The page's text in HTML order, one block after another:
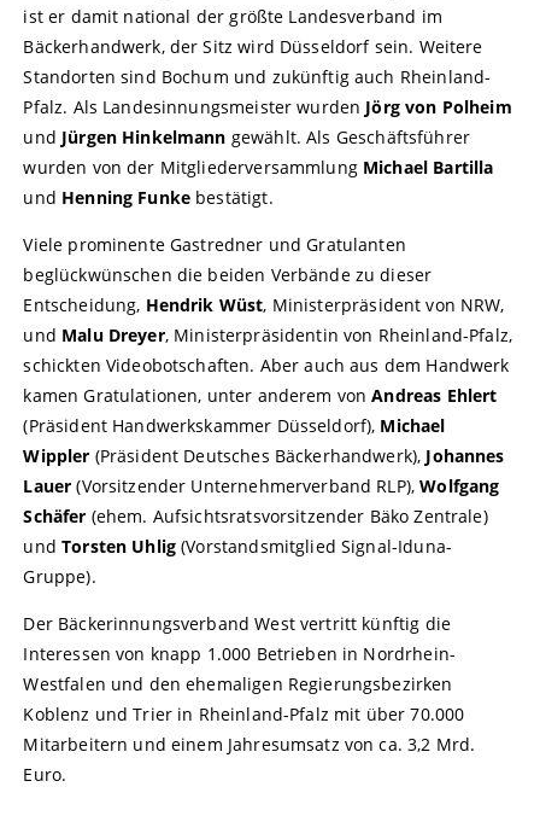
ist er damit national der größte Landesverband im
Bäckerhandwerk, der Sitz wird Düsseldorf sein. Weitere
Standorten sind Bochum und zukünftig auch Rheinland-
Pfalz. Als Landesinnungsmeister wurden Jörg von Polheim
und Jürgen Hinkelmann gewählt. Als Geschäftsführer
wurden von der Mitgliederversammlung Michael Bartilla
und Henning Funke bestätigt.
Viele prominente Gastredner und Gratulanten
beglückwünschen die beiden Verbände zu dieser
Entscheidung, Hendrik Wüst, Ministerpräsident von NRW,
und Malu Dreyer, Ministerpräsidentin von Rheinland-Pfalz,
schickten Videobotschaften. Aber auch aus dem Handwerk
kamen Gratulationen, unter anderem vonAndreas Ehlert
(Präsident Handwerkskammer Düsseldorf), Michael
Wippler (Präsident Deutsches Bäckerhandwerk), Johannes
Lauer (Vorsitzender Unternehmerverband RLP),Wolfgang
Schäfer (ehem. Aufsichtsratsvorsitzender Bäko Zentrale)
undTorsten Uhlig (Vorstandsmitglied Signal-Iduna-
Gruppe).
Der Bäckerinnungsverband West vertritt künftig die
Interessen von knapp 1.000 Betrieben in Nordrhein-
Westfalen und den ehemaligen Regierungsbezirken
Koblenz und Trier in Rheinland-Pfalz mit über 70.000
Mitarbeitern und einem Jahresumsatz von ca. 3,2 Mrd.
Euro.